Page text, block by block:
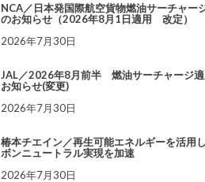
NCA／日本発国際航空貨物燃油サーチャー
のお知らせ（2026年8月1日適用 改定）
2026年7月30日
JAL／2026年8月前半 燃油サーチャージ
お知らせ(変更)
2026年7月30日
椿本チエイン／再生可能エネルギーを活用
ボンニュートラル実現を加速
2026年7月30日